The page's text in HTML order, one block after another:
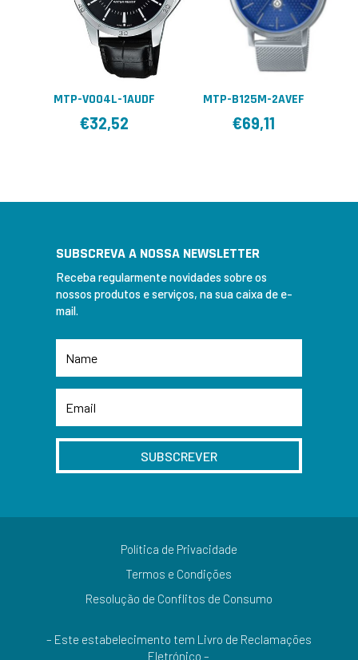
MTP-V004L-1AUDF
€32,52
MTP-B125M-2AVEF
€69,11
SUBSCREVA A NOSSA NEWSLETTER
Receba regularmente novidades sobre os
nossos produtos e serviços, na sua caixa de e-
mail.
SUBSCREVER
Política de Privacidade
Termos e Condições
Resolução de Conflitos de Consumo
– Este estabelecimento tem Livro de Reclamações
Eletrónico –